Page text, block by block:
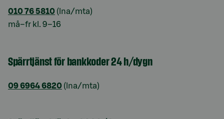
010 76 5810 (lna/mta)
må–fr kl. 9–16
Spärrtjänst för bankkoder 24 h/dygn
09 6964 6820 (lna/mta)